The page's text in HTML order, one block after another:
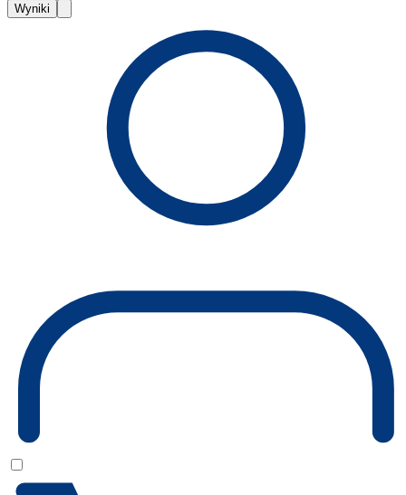
Wyniki